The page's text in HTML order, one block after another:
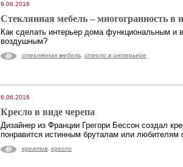
9.06.2016
Стеклянная мебель – многогранность в
Как сделать интерьер дома функциональным и
воздушным?
стеклянная мебель стекло в интерьере
6.06.2016
Кресло в виде черепа
Дизайнер из Франции Грегори Бессон создал
понравится истинным бруталам или
креатив кресло